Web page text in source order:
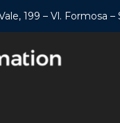
199 – Vl. Formosa –